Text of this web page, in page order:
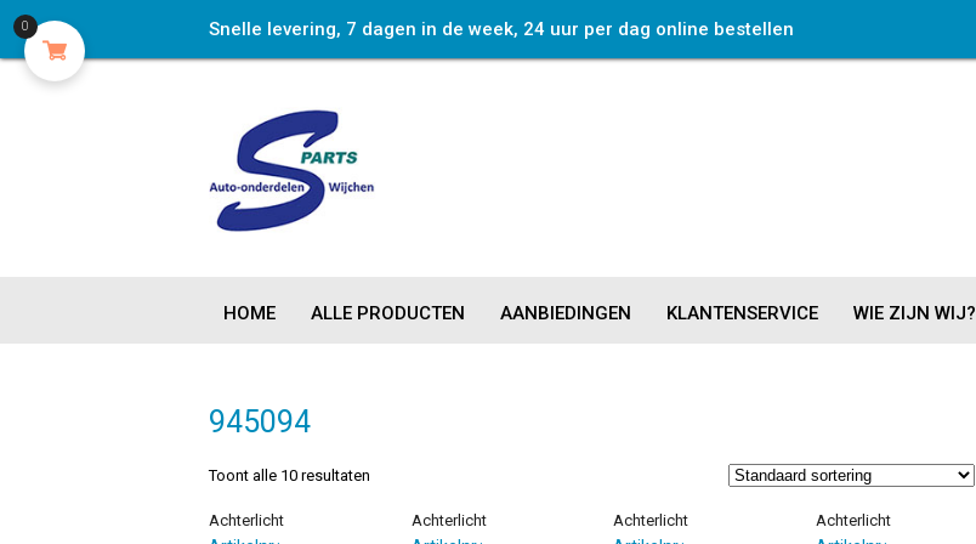
Snelle levering, 7 dagen in de week, 24 uur per dag online bestellen
HOME ALLE PRODUCTEN AANBIEDINGEN KLANTENSERVICE WIE ZIJN WIJ?
945094
Toont alle 10 resultaten
Achterlicht Achterlicht Achterlicht Achterlicht
0